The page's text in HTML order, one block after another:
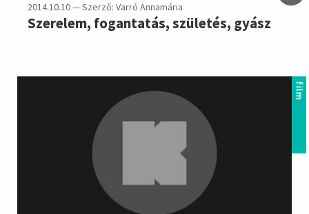
2014.10.10 — Szerző: Varró Annamária
Szerelem, fogantatás, születés, gyász
film